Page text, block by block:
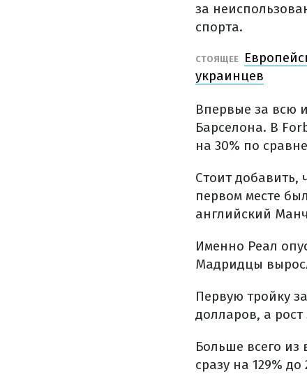
за
спорта.
СТОЯЩЕЕ
украинцев
Впервые за всю
Барселона. В
на 30% по
Стоит добавить,
первом месте
английский
Именно Реал
Мадридцы
Первую тройку
долларов, а рост
Больше всего
сразу на 129%